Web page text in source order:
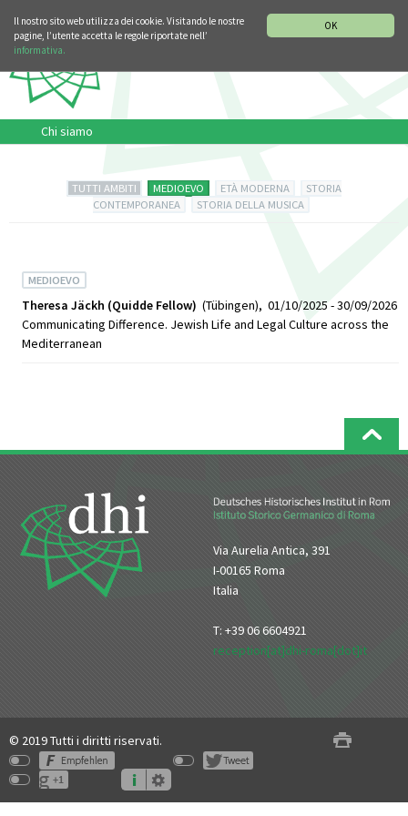
OK
Il nostro sito web utilizza dei cookie. Visitando le nostre
pagine, l’utente accetta le regole riportate nell’
informativa.
Chi siamo
TUTTI AMBITI MEDIOEVO ETÀ MODERNA
STORIA
CONTEMPORANEA
STORIA DELLA MUSICA
MEDIOEVO
Theresa Jäckh (Quidde Fellow) (Tübingen), 01/10/2025 - 30/09/2026
Communicating Difference. Jewish Life and Legal Culture across the
Mediterranean
Via Aurelia Antica, 391
I-00165 Roma
Italia
T: +39 06 6604921
reception[at]dhi-roma[dot]it
© 2019 Tutti i diritti riservati.